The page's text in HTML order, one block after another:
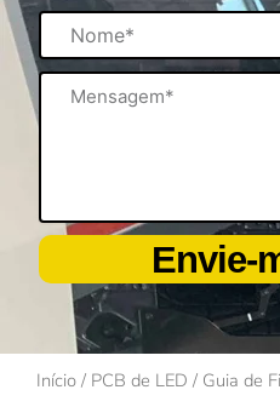
Nome
Mensagem
Envie-
Início / PCB de LED / Guia de